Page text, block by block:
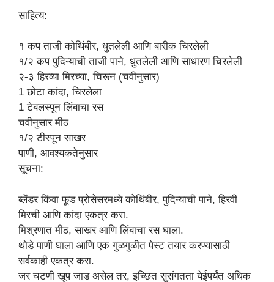
साहित्य:
१ कप ताजी कोथिंबीर, धुतलेली आणि बारीक चिरलेली
१/२ कप पुदिन्याची ताजी पाने, धुतलेली आणि साधारण चिरलेली
२-३ हिरव्या मिरच्या, चिरून (चवीनुसार)
1 छोटा कांदा, चिरलेला
1 टेबलस्पून लिंबाचा रस
चवीनुसार मीठ
१/२ टीस्पून साखर
पाणी, आवश्यकतेनुसार
सूचना:
ब्लेंडर किंवा फूड प्रोसेसरमध्ये कोथिंबीर, पुदिन्याची पाने, हिरवी
मिरची आणि कांदा एकत्र करा.
मिश्रणात मीठ, साखर आणि लिंबाचा रस घाला.
थोडे पाणी घाला आणि एक गुळगुळीत पेस्ट तयार करण्यासाठी
सर्वकाही एकत्र करा.
जर चटणी खूप जाड असेल तर, इच्छित सुसंगतता येईपर्यंत अधिक